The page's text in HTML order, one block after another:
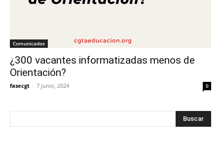
Comunicados
¿300 vacantes informatizadas menos de
Orientación?
fasecgt - 7 junio, 2024 0